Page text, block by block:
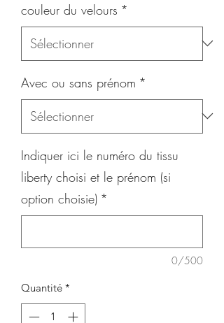
couleur du velours *
Avec ou sans prénom *
Indiquer ici le numéro du tissu
liberty choisi et le prénom (si
option choisie) *
0/500
Quantité *